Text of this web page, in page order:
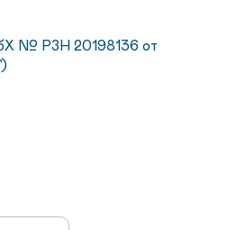
№ РЗН 20198136 от